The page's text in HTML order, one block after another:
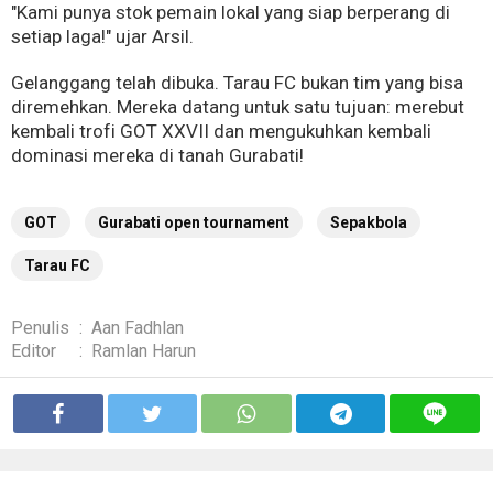
"Kami punya stok pemain lokal yang siap berperang di
setiap laga!" ujar Arsil.
Gelanggang telah dibuka. Tarau FC bukan tim yang bisa
diremehkan. Mereka datang untuk satu tujuan: merebut
kembali trofi GOT XXVII dan mengukuhkan kembali
dominasi mereka di tanah Gurabati!
GOT Gurabati open tournament Sepakbola
Tarau FC
Penulis : Aan Fadhlan
Editor
: Ramlan Harun